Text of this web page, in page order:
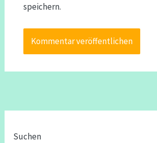
speichern.
Suchen